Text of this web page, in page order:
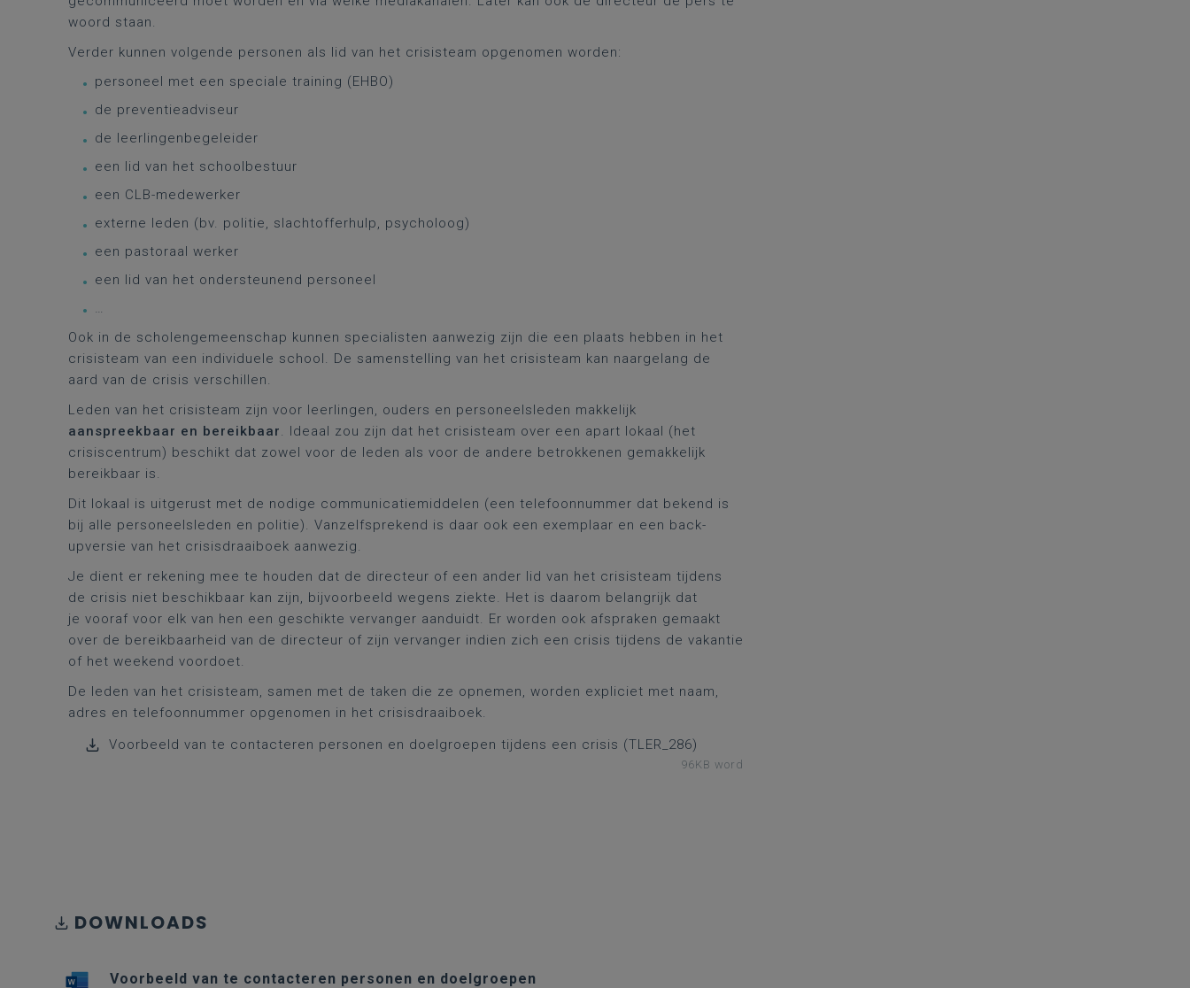
woord staan.
Verder kunnen volgende personen als lid van het crisisteam opgenomen worden:
personeel met een speciale training (EHBO)
de preventieadviseur
de leerlingenbegeleider
een lid van het schoolbestuur
een CLB-medewerker
externe leden (bv. politie, slachtofferhulp, psycholoog)
een pastoraal werker
een lid van het ondersteunend personeel
…
Ook in de scholengemeenschap kunnen specialisten aanwezig zijn die een plaats hebben in het
crisisteam van een individuele school. De samenstelling van het crisisteam kan naargelang de
aard van de crisis verschillen.
Leden van het crisisteam zijn voor leerlingen, ouders en personeelsleden makkelijk
aanspreekbaar en bereikbaar. Ideaal zou zijn dat het crisisteam over een apart lokaal (het
crisiscentrum) beschikt dat zowel voor de leden als voor de andere betrokkenen gemakkelijk
bereikbaar is.
Dit lokaal is uitgerust met de nodige communicatiemiddelen (een telefoonnummer dat bekend is
bij alle personeelsleden en politie). Vanzelfsprekend is daar ook een exemplaar en een back-
upversie van het crisisdraaiboek aanwezig.
Je dient er rekening mee te houden dat de directeur of een ander lid van het crisisteam tijdens
de crisis niet beschikbaar kan zijn, bijvoorbeeld wegens ziekte. Het is daarom belangrijk dat
je vooraf voor elk van hen een geschikte vervanger aanduidt. Er worden ook afspraken gemaakt
over de bereikbaarheid van de directeur of zijn vervanger indien zich een crisis tijdens de vakantie
of het weekend voordoet.
De leden van het crisisteam, samen met de taken die ze opnemen, worden expliciet met naam,
adres en telefoonnummer opgenomen in het crisisdraaiboek.
Voorbeeld van te contacteren personen en doelgroepen tijdens een crisis (TLER_286)
96KB word
DOWNLOADS
Voorbeeld van te contacteren personen en doelgroepen